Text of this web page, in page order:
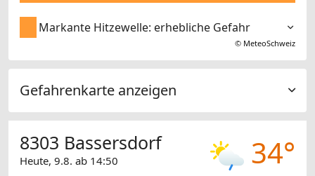
Markante Hitzewelle: erhebliche Gefahr
© MeteoSchweiz
Gefahrenkarte anzeigen
34°
8303 Bassersdorf
Heute, 9.8. ab 14:50